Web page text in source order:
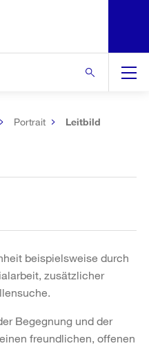
Portrait Leitbild
beispielsweise durch
zusätzlicher
Begegnung und der
freundlichen, offenen